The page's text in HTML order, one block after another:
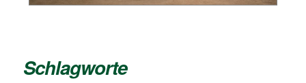
Schlagworte